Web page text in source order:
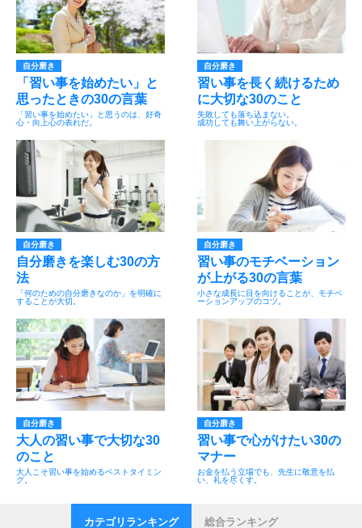
自分磨き
「習い事を始めたい」と
思ったときの30の言葉
「習い事を始めたい」と思うのは、好奇
心・向上心の表れだ。
自分磨き
習い事を長く続けるため
に大切な30のこと
失敗しても落ち込まない。
成功しても舞い上がらない。
自分磨き
自分磨きを楽しむ30の方
法
「何のための自分磨きなのか」を明確に
することが大切。
自分磨き
習い事のモチベーション
が上がる30の言葉
小さな成長に目を向けることが、モチベ
ーションアップのコツ。
自分磨き
大人の習い事で大切な30
のこと
大人こそ習い事を始めるベストタイミン
グ。
自分磨き
習い事で心がけたい30の
マナー
お金を払う立場でも、先生に敬意を払
い、礼を尽くす。
カテゴリランキング 総合ランキング